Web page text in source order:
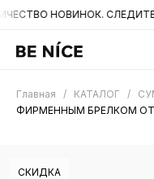
СЛЕДИТЕ ЗА
Главная / КАТАЛОГ /
ФИРМЕННЫМ БРЕЛКОМ ОТ
СКИДКА